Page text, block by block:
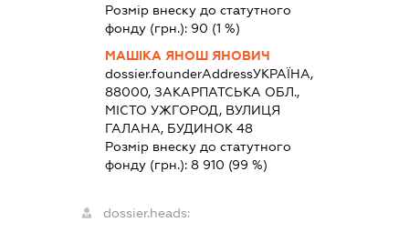
Розмір внеску до статутного
фонду (грн.): 90 (1 %)
МАШІКА ЯНОШ ЯНОВИЧ
dossier.founderAddressУКРАЇНА,
88000, ЗАКАРПАТСЬКА ОБЛ.,
МІСТО УЖГОРОД, ВУЛИЦЯ
ГАЛАНА, БУДИНОК 48
Розмір внеску до статутного
фонду (грн.):8 910 (99 %)
dossier.heads: